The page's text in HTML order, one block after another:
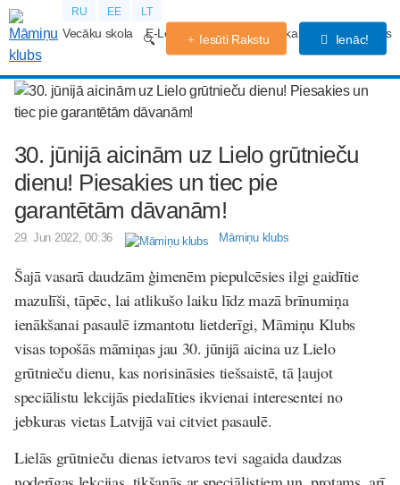
RU EE LT
Vecāku skola E-Lekcijas Grūtniecības kalendārs Forums
Iesūti Rakstu Ienāc!
30. jūnijā aicinām uz Lielo grūtnieču
dienu! Piesakies un tiec pie
garantētām dāvanām!
29. Jun 2022, 00:36 Māmiņu klubs
Šajā vasarā daudzām ģimenēm piepulcēsies ilgi gaidītie
mazulīši, tāpēc, lai atlikušo laiku līdz mazā brīnumiņa
ienākšanai pasaulē izmantotu lietderīgi, Māmiņu Klubs
visas topošās māmiņas jau 30. jūnijā aicina uz Lielo
grūtnieču dienu, kas norisināsies tiešsaistē, tā ļaujot
speciālistu lekcijās piedalīties ikvienai interesentei no
jebkuras vietas Latvijā vai citviet pasaulē.
Lielās grūtnieču dienas ietvaros tevi sagaida daudzas